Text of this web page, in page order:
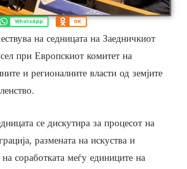
WhatsApp OK
на седницата на Заедничкиот
при Европскиот комитет на
и регионалните власти од земјите
се дискутира за процесот на
размената на искуства и
на соработката меѓу единиците на